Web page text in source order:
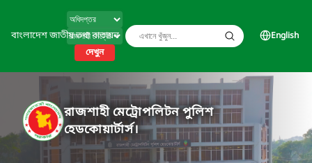
বাংলাদেশ জাতীয় তথ্য বাতায়ন
দেখুন
English
রাজশাহী মেট্রোপলিটন পুলিশ
হেডকোয়ার্টার্স।